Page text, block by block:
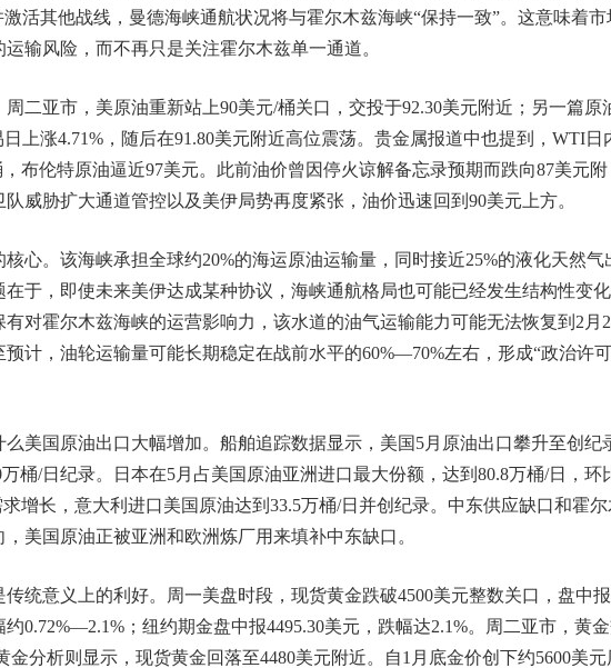
活其他战线，曼德海峡通航状况将与霍尔木兹海峡“保持一致”。这意味着市
输风险，而不再只是关注霍尔木兹单一通道。
二亚市，美原油重新站上90美元/桶关口，交投于92.30美元附近；另一篇原
上涨4.71%，随后在91.80美元附近高位震荡。贵金属报道中也提到，WTI日
布伦特原油逼近97美元。此前油价曾因停火谅解备忘录预期而跌向87美元附
威胁扩大通道管控以及美伊局势再度紧张，油价迅速回到90美元上方。
心。该海峡承担全球约20%的海运原油运输量，同时接近25%的液化天然气
于，即使未来美伊达成某种协议，海峡通航格局也可能已经发生结构性变化
对霍尔木兹海峡的运营影响力，该水道的油气运输能力可能无法恢复到2月
计，油轮运输量可能长期稳定在战前水平的60%—70%左右，形成“政治许可
美国原油出口大幅增加。船舶追踪数据显示，美国5月原油出口攀升至创纪
桶/日纪录。日本在5月占美国原油亚洲进口最大份额，达到80.8万桶/日，环
增长，意大利进口美国原油达到33.5万桶/日并创纪录。中东供应缺口和霍尔
美国原油正被亚洲和欧洲炼厂用来填补中东缺口。
统意义上的利好。周一美盘时段，现货黄金跌破4500美元整数关口，盘中
0.72%—2.1%；纽约期金盘中报4495.30美元，跌幅达2.1%。周二亚市，黄
金分析则显示，现货黄金回落至4480美元附近。自1月底金价创下约5600美元